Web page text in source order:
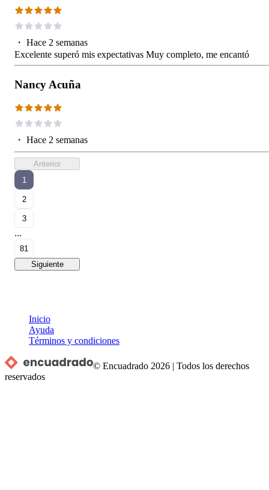
・ Hace 2 semanas
Excelente superó mis expectativas Muy completo, me encantó
Nancy Acuña
・ Hace 2 semanas
Anterior
1
2
3
...
81
Siguiente
Inicio
Ayuda
Términos y condiciones
© Encuadrado 2026 |Todos los derechos
reservados